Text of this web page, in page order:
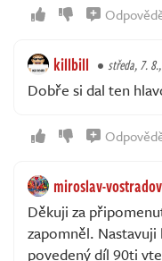
killbill středa, 7.
Dobře si dal ten
miroslav-
Děkuji za
zapomněl.
povedený díl 90ti